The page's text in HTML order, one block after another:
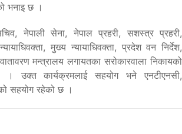
भनाइ छ ।
नेपाली सेना, नेपाल प्रहरी, सशस्त्र प्रहरी,
मुख्य न्यायाधिवक्ता, प्रदेश वन निर्देश,
मन्त्रालय लगायतका सरोकारवाला निकायको
। उक्त कार्यक्रमलाई सहयोग भने एनटीएनसी,
सहयोग रहेको छ ।